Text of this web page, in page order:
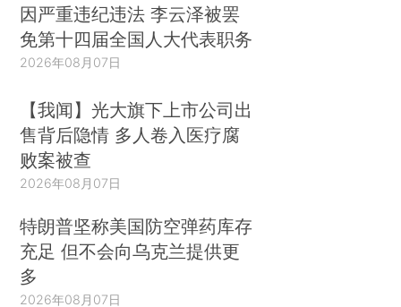
因严重违纪违法 李云泽被罢
免第十四届全国人大代表职务
2026年08月07日
【我闻】光大旗下上市公司出
售背后隐情 多人卷入医疗腐
败案被查
2026年08月07日
特朗普坚称美国防空弹药库存
充足 但不会向乌克兰提供更
多
2026年08月07日